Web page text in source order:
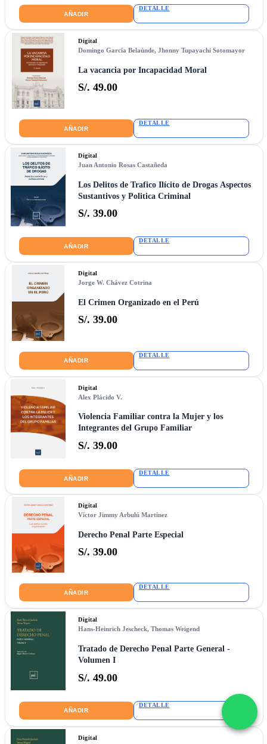
AÑADIR
DETALLE
Digital
La vacancia por Incapacidad Moral
Domingo García Belaúnde, Jhonny Tupayachi Sotomayor
S/. 49.00
AÑADIR
DETALLE
Digital
Los Delitos de Trafico Ilícito de Drogas Aspectos
Sustantivos y Politica Criminal
Juan Antonio Rosas Castañeda
S/. 39.00
AÑADIR
DETALLE
Digital
El Crimen Organizado en el Perú
Jorge W. Chávez Cotrina
S/. 39.00
AÑADIR
DETALLE
Digital
Violencia Familiar contra la Mujer y los
Integrantes del Grupo Familiar
Alex Plácido V.
S/. 39.00
AÑADIR
DETALLE
Digital
Derecho Penal Parte Especial
Víctor Jimmy Arbulú Martínez
S/. 39.00
AÑADIR
DETALLE
Digital
Tratado de Derecho Penal Parte General -
Volumen I
Hans-Heinrich Jescheck, Thomas Weigend
S/. 49.00
AÑADIR
DETALLE
Digital